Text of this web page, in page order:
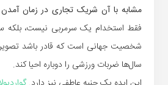
مشابه با آن شریک تجاری در زمان آمدن
فقط استخدام یک سرمربی نیست، بلکه
شخصیت جهانی است که قادر باشد تصویر
سال‌ها ضربات ورزشی را دوباره احیا کند.